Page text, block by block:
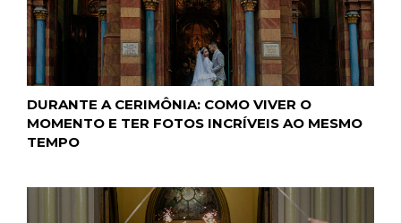
DURANTE A CERIMÔNIA: COMO VIVER O
MOMENTO E TER FOTOS INCRÍVEIS AO MESMO
TEMPO